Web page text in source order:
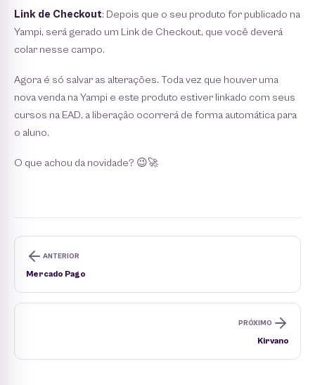
Link de Checkout: Depois que o seu produto for publicado na
Yampi, será gerado um Link de Checkout, que você deverá
colar nesse campo.
Agora é só salvar as alterações. Toda vez que houver uma
nova venda na Yampi e este produto estiver linkado com seus
cursos na EAD, a liberação ocorrerá de forma automática para
o aluno.
O que achou da novidade? 😉🚀
ANTERIOR
Mercado Pago
PRÓXIMO
Kirvano